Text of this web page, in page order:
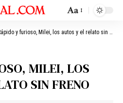
Aa
y furioso, Milei, los autos y el relato sin freno
MILEI, LOS
SIN FRENO